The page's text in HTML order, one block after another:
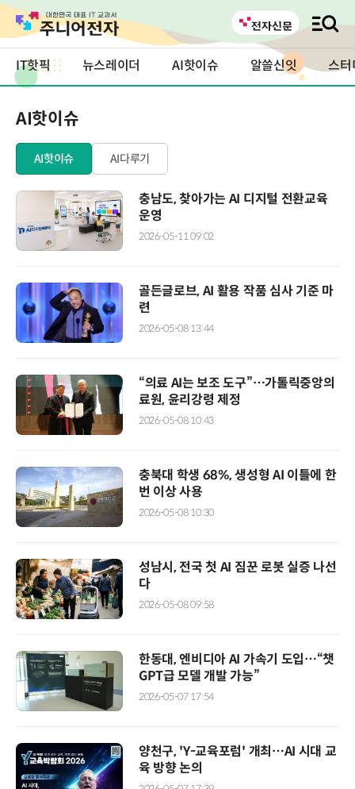
IT핫픽 뉴스레이더 AI핫이슈 알쓸신잇 스터
AI핫이슈
AI핫이슈 AI다루기
충남도, 찾아가는 AI 디지털 전환교육
운영
2026-05-11 09:02
골든글로브, AI 활용 작품 심사 기준 마
련
2026-05-08 13:44
“의료 AI는 보조 도구”…가톨릭중앙의
료원, 윤리강령 제정
2026-05-08 10:43
충북대 학생 68%, 생성형 AI 이틀에 한
번 이상 사용
2026-05-08 10:30
성남시, 전국 첫 AI 짐꾼 로봇 실증 나선
다
2026-05-08 09:58
한동대, 엔비디아 AI 가속기 도입…“챗
GPT급 모델 개발 가능”
2026-05-07 17:54
양천구, 'Y-교육포럼' 개최…AI 시대 교
육 방향 논의